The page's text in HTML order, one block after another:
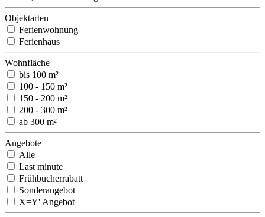
Objektarten
Ferienwohnung
Ferienhaus
Wohnfläche
bis 100 m²
100 - 150 m²
150 - 200 m²
200 - 300 m²
ab 300 m²
Angebote
Alle
Last minute
Frühbucherrabatt
Sonderangebot
X=Y' Angebot